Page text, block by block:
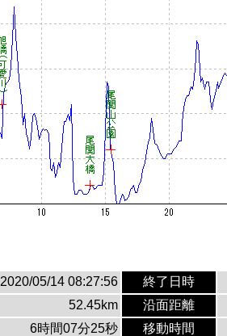
2020/05/14 08:27:56
終了日時
52.45km
沿面距離
6時間07分25秒
移動時間